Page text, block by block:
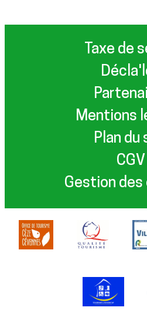
Taxe de
Mentions
Plan du
CGV
Gestion